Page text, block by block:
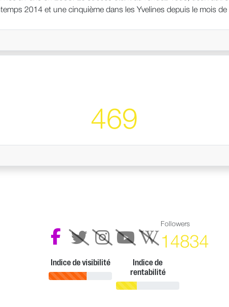
2014 et une cinquième dans les Yvelines depuis le mois
DEVELOPPEMENT EN FRANCHISE DANS LES GRANDES
469
Followers
14834
Indice de visibilité
Indice de
rentabilité